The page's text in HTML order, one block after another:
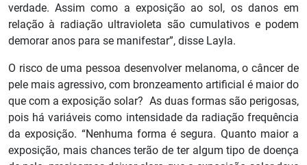
verdade. Assim como a exposição ao sol, os danos em
relação à radiação ultravioleta são cumulativos e podem
demorar anos para se manifestar”, disse Layla.
O risco de uma pessoa desenvolver melanoma, o câncer de
pele mais agressivo, com bronzeamento artificial é maior do
que com a exposição solar? As duas formas são perigosas,
pois há variáveis como intensidade da radiação frequência
da exposição. “Nenhuma forma é segura. Quanto maior a
exposição, mais chances terão de ter algum tipo de doença